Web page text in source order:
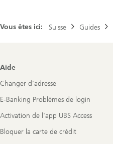
Vous êtes ici: Suisse Guides
Footer
Aide
Changer d’adresse
E-Banking Problèmes de login
Activation de l'app UBS Access
Bloquer la carte de crédit